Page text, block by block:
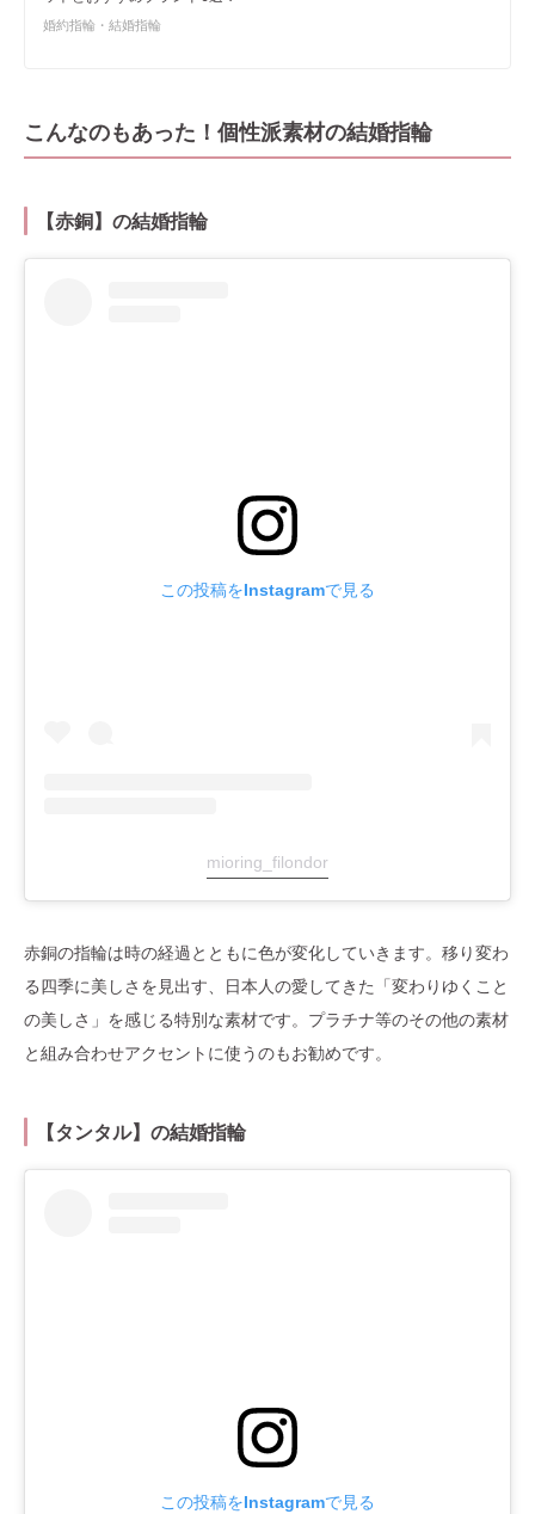
婚約指輪・結婚指輪
こんなのもあった！個性派素材の結婚指輪
【赤銅】の結婚指輪
この投稿をInstagramで見る
mioring_filondor
赤銅の指輪は時の経過とともに色が変化していきます。移り変わ
る四季に美しさを見出す、日本人の愛してきた「変わりゆくこと
の美しさ」を感じる特別な素材です。プラチナ等のその他の素材
と組み合わせアクセントに使うのもお勧めです。
【タンタル】の結婚指輪
この投稿をInstagramで見る